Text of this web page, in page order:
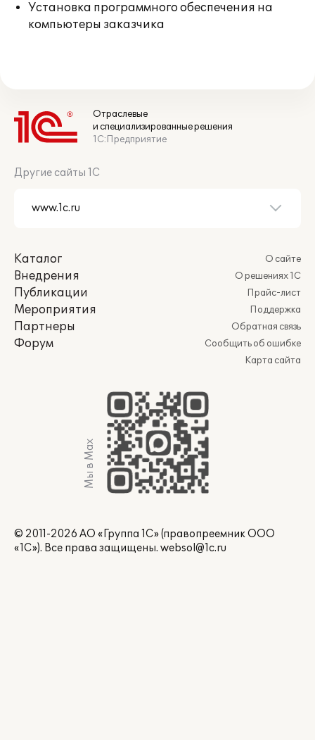
Установка программного обеспечения на
компьютеры заказчика
Отраслевые
и специализированные решения
1С:Предприятие
Другие сайты 1С
Каталог
Внедрения
Публикации
Мероприятия
Партнеры
Форум
О сайте
О решениях 1С
Прайс-лист
Поддержка
Обратная связь
Сообщить об ошибке
Карта сайта
Мы в Max
© 2011-2026 АО «Группа 1С» (правопреемник ООО
«1С»). Все права защищены. websol@1c.ru